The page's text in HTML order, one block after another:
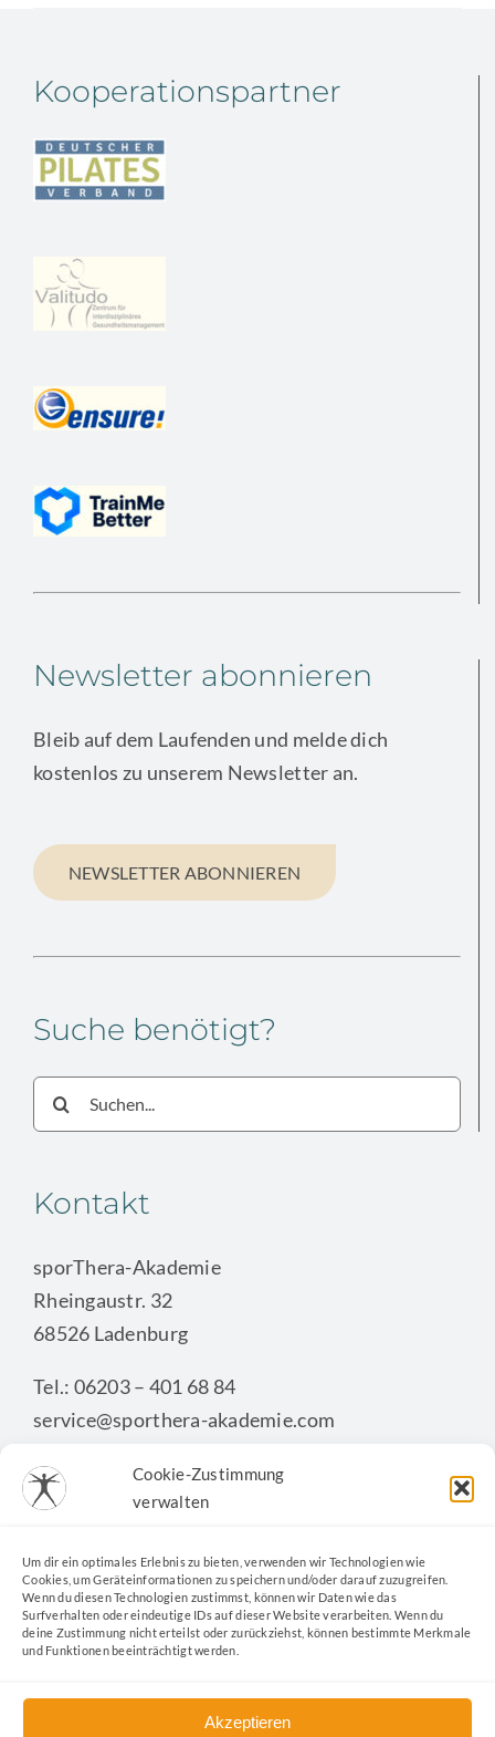
Cookie-Zustimmung
verwalten
Um dir ein optimales Erlebnis zu bieten, verwenden wir Technologien wie
Cookies, um Geräteinformationen zu speichern und/oder darauf zuzugreifen.
Wenn du diesen Technologien zustimmst, können wir Daten wie das
Surfverhalten oder eindeutige IDs auf dieser Website verarbeiten. Wenn du
deine Zustimmung nicht erteilst oder zurückziehst, können bestimmte Merkmale
und Funktionen beeinträchtigt werden.
Akzeptieren
Kooperationspartner
Newsletter abonnieren
Bleib auf dem Laufenden und melde dich
kostenlos zu unserem Newsletter an.
NEWSLETTER ABONNIEREN
Suche benötigt?
Suche
nach:
Kontakt
sporThera-Akademie
Rheingaustr. 32
68526 Ladenburg
Tel.: 06203 – 401 68 84
service@sporthera-akademie.com